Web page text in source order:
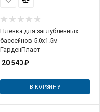
Пленка для заглубленных
бассейнов 5.0х1.5м
ГарденПласт
20 540₽
В КОРЗИНУ